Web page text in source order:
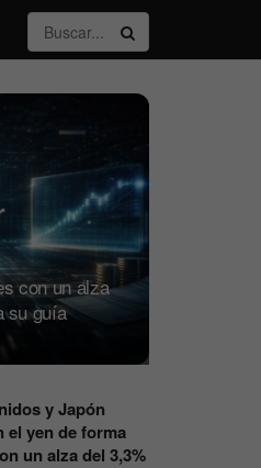
con un alza
su guía
y Japón
el yen de forma
un alza del 3,3%